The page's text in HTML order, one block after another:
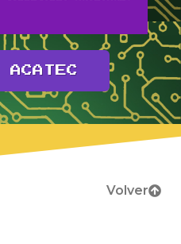
ACATEC
Volver